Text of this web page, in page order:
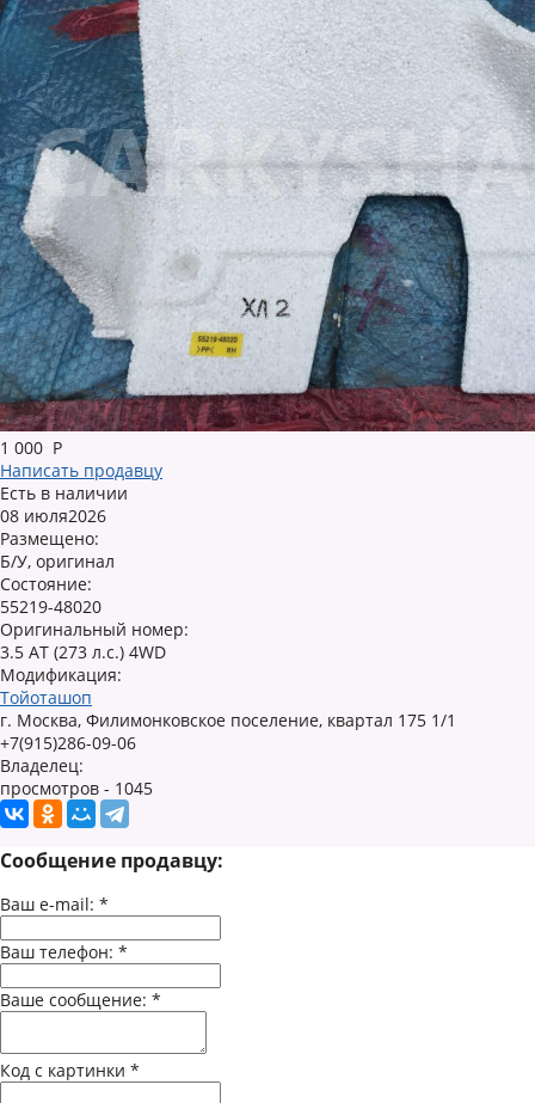
1 000 Р
Написать продавцу
Есть в наличии
08 июля2026
Размещено:
Б/У, оригинал
Состояние:
55219-48020
Оригинальный номер:
3.5 AT (273 л.с.) 4WD
Модификация:
Тойоташоп
г. Москва, Филимонковское поселение, квартал 175 1/1
+7(915)286-09-06
Владелец:
просмотров - 1045
Сообщение продавцу:
Ваш e-mail: *
Ваш телефон: *
Ваше сообщение: *
Код с картинки *